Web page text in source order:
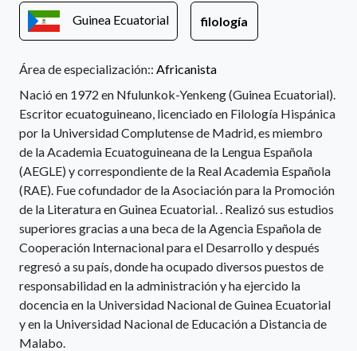
Guinea Ecuatorial filología
Área de especialización:: Africanista
Nació en 1972 en Nfulunkok-Yenkeng (Guinea Ecuatorial).
Escritor ecuatoguineano, licenciado en Filología Hispánica
por la Universidad Complutense de Madrid, es miembro
de la Academia Ecuatoguineana de la Lengua Española
(AEGLE) y correspondiente de la Real Academia Española
(RAE). Fue cofundador de la Asociación para la Promoción
de la Literatura en Guinea Ecuatorial. . Realizó sus estudios
superiores gracias a una beca de la Agencia Española de
Cooperación Internacional para el Desarrollo y después
regresó a su país, donde ha ocupado diversos puestos de
responsabilidad en la administración y ha ejercido la
docencia en la Universidad Nacional de Guinea Ecuatorial
y en la Universidad Nacional de Educación a Distancia de
Malabo.